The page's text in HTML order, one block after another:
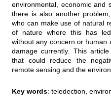
environmental, economic and
there is also another
who can make use of natural
of nature where this has
without any concern or human
damage currently. This
that could reduce the
remote sensing and the
Key words: teledection,